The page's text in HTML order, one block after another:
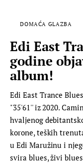
DOMAĆA GLAZBA
Edi East
godine
album!
Edi East Trance
"35'61'' iz 2020.
hvaljenog
korone, teških
u Edi Maružinu i
svira blues, živi